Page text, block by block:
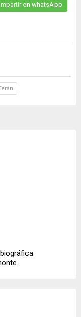
en whatsApp